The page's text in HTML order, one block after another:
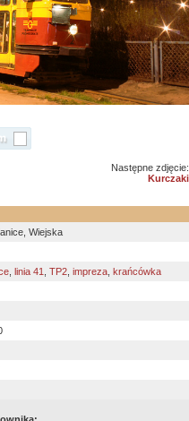
Następne zdjęcie:
Kurczaki
Wiejska
linia 41 TP2 impreza krańcówka